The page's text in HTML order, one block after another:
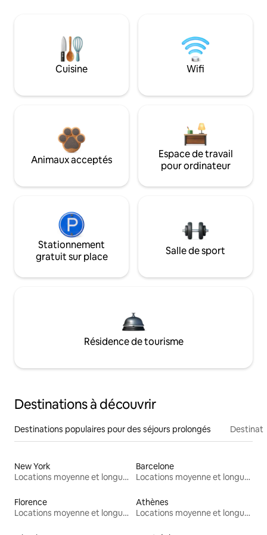
Cuisine Wifi
Animaux acceptés
Espace de travail
pour ordinateur
Stationnement
gratuit sur place
Salle de sport
Résidence de tourisme
Destinations à découvrir
Destinations populaires pour des séjours prolongés
New York
Locations moyenne et longue durée
Barcelone
Locations moyenne et longue durée
Florence
Locations moyenne et longue durée
Athènes
Locations moyenne et longue durée